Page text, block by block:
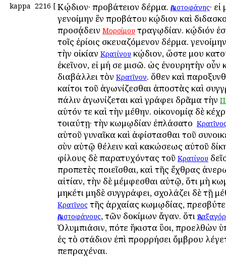
kappa 2216 [ Κῴδιον· προβάτειον δέρμα. Ἀριστοφάνης·
γενοίμην ἓν προβάτου κῴδιον καὶ
προσᾴδειν Μορσίμου τραγῳδίαν. κῴδιόν
τοῖς ἐρίοις σκευαζόμενον δέρμα.
τὴν οἰκίαν Κρατίνου κῴδιον, ὥστε μου
ἐκεῖνον, εἰ μή σε μισῶ. ὡς ἐνουρητὴν οὖν
διαβάλλει τὸν Κρατῖνον. ὅθεν καὶ
καίτοι τοῦ ἀγωνίζεσθαι ἀποστὰς καὶ
πάλιν ἀγωνίζεται καὶ γράφει δρᾶμα τὴν
αὑτόν τε καὶ τὴν μέθην. οἰκονομίᾳ δὲ
τοιαύτῃ· τὴν κωμῳδίαν ἐπλάσατο ὁ
αὑτοῦ γυναῖκα καὶ ἀφίστασθαι τοῦ
σὺν αὐτῷ θέλειν καὶ κακώσεως αὐτοῦ
φίλους δὲ παρατυχόντας τοῦ Κρατίνου
προπετὲς ποιεῖσθαι, καὶ τῆς ἔχθρας
αἰτίαν, τὴν δὲ μέμφεσθαι αὐτῷ, ὅτι μὴ
μηκέτι μηδὲ συγγράφει, σχολάζει δὲ τῇ
Κρατῖνος τῆς ἀρχαίας κωμῳδίας,
Ἀριστοφάνους, τῶν δοκίμων ἄγαν. ὅτι
Ὀλυμπιάσιν, ὁπότε ἥκιστα ὕοι, προελθὼν
ἐς τὸ στάδιον ἐπὶ προρρήσει ὄμβρου
πεπραχέναι.